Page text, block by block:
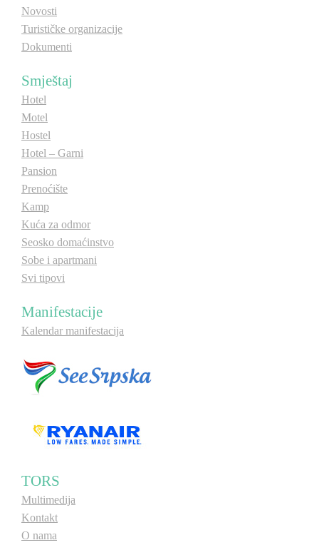
Novosti
Turističke organizacije
Dokumenti
Smještaj
Hotel
Motel
Hostel
Hotel – Garni
Pansion
Prenoćište
Kamp
Kuća za odmor
Seosko domaćinstvo
Sobe i apartmani
Svi tipovi
Manifestacije
Kalendar manifestacija
TORS
Multimedija
Kontakt
O nama